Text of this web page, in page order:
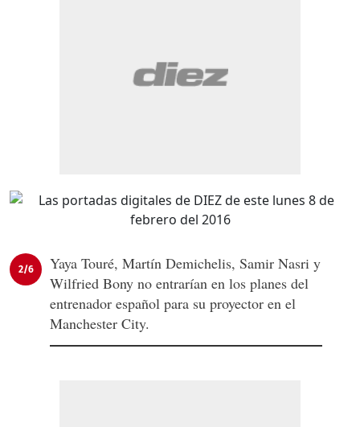
2/6
Yaya Touré, Martín Demichelis, Samir Nasri y
Wilfried Bony no entrarían en los planes del
entrenador español para su proyector en el
Manchester City.